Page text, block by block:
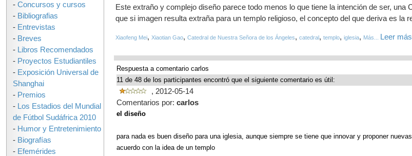
Este extraño y complejo diseño parece todo menos lo que tiene la intención de ser, una
que si imagen resulta extraña para un templo religioso, el concepto del que deriva es la
Xiaofeng Mei, Xiaotian Gao, Catedral de Nuestra Señora de los Ángeles, catedral, templo, iglesia, Más... Leer
Respuesta a comentario carlos
11 de 48 de los participantes encontró que el siguiente comentario es útil:
, 2012-05-14
Comentarios por: carlos
el diseño
para nada es buen diseño para una iglesia, aunque siempre se tiene que innovar y proponer
acuerdo con la idea de un templo
- Concursos y cursos
- Bibliografias
- Entrevistas
- Breves
- Libros Recomendados
- Proyectos Estudiantiles
- Exposición Universal de
Shanghai
- Premios
- Los Estadios del Mundial
de Fútbol Sudáfrica 2010
- Humor y Entretenimiento
- Biografías
- Efemérides